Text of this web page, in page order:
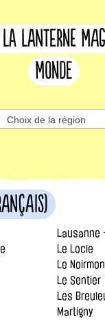
lanterne
monde
Choix de la région
Lausanne
Le Locle
Le
Le Sentier
Les
Martigny